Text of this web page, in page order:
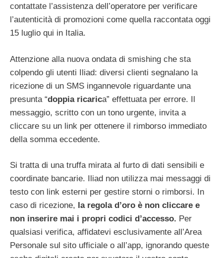
contattate l’assistenza dell’operatore per verificare
l’autenticità di promozioni come quella raccontata oggi
15 luglio qui in Italia.
Attenzione alla nuova ondata di smishing che sta
colpendo gli utenti Iliad: diversi clienti segnalano la
ricezione di un SMS ingannevole riguardante una
presunta “doppia ricarica” effettuata per errore. Il
messaggio, scritto con un tono urgente, invita a
cliccare su un link per ottenere il rimborso immediato
della somma eccedente.
Si tratta di una truffa mirata al furto di dati sensibili e
coordinate bancarie. Iliad non utilizza mai messaggi di
testo con link esterni per gestire storni o rimborsi. In
caso di ricezione, la regola d’oro è non cliccare e
non inserire mai i propri codici d’accesso. Per
qualsiasi verifica, affidatevi esclusivamente all’Area
Personale sul sito ufficiale o all’app, ignorando queste